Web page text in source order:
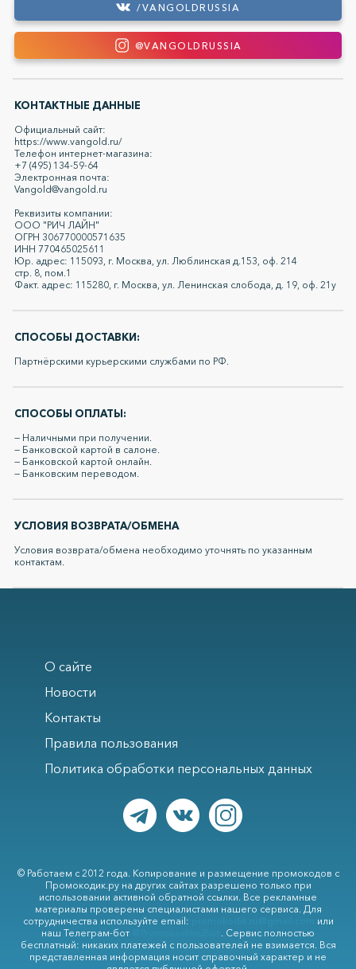
/VANGOLDRUSSIA
@VANGOLDRUSSIA
КОНТАКТНЫЕ ДАННЫЕ
Официальный сайт:
https://www.vangold.ru/
Телефон интернет-магазина:
+7 (495) 134-59-64
Электронная почта:
Vangold@vangold.ru
Реквизиты компании:
ООО "РИЧ ЛАЙН"
ОГРН 306770000571635
ИНН 770465025611
Юр. адрес: 115093, г. Москва, ул. Люблинская д.153, оф. 214
стр. 8, пом.1
Факт. адрес: 115280, г. Москва, ул. Ленинская слобода, д. 19, оф. 21у
СПОСОБЫ ДОСТАВКИ:
Партнёрскими курьерскими службами по РФ.
СПОСОБЫ ОПЛАТЫ:
— Наличными при получении.
— Банковской картой в салоне.
— Банковской картой онлайн.
— Банковским переводом.
УСЛОВИЯ ВОЗВРАТА/ОБМЕНА
Условия возврата/обмена необходимо уточнять по указанным
контактам.
О сайте
Новости
Контакты
Правила пользования
Политика обработки персональных данных
© Работаем с 2012 года. Копирование и размещение промокодов с
Промокодик.ру на других сайтах разрешено только при
использовании активной обратной ссылки. Все рекламные
материалы проверены специалистами нашего сервиса. Для
сотрудничества используйте email:
или
наш Телеграм-бот
. Сервис полностью
бесплатный: никаких платежей с пользователей не взимается. Вся
представленная информация носит справочный характер и не